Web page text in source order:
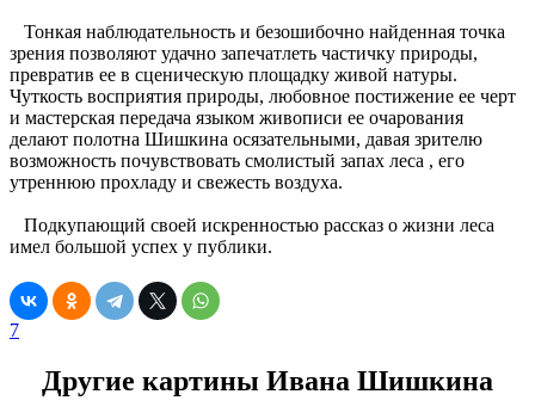
Тонкая наблюдательность и безошибочно найденная точка
зрения позволяют удачно запечатлеть частичку природы,
превратив ее в сценическую площадку живой натуры.
Чуткость восприятия природы, любовное постижение ее черт
и мастерская передача языком живописи ее очарования
делают полотна Шишкина осязательными, давая зрителю
возможность почувствовать смолистый запах леса , его
утреннюю прохладу и свежесть воздуха.
Подкупающий своей искренностью рассказ о жизни леса
имел большой успех у публики.
7
Другие картины Ивана Шишкина